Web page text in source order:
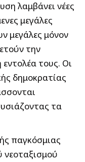
λαμβάνει νέες
μεγάλες
μεγάλες μόνον
την
τους. Οι
δημοκρατίας
τα
παγκόσμιας
νεοταξισμού